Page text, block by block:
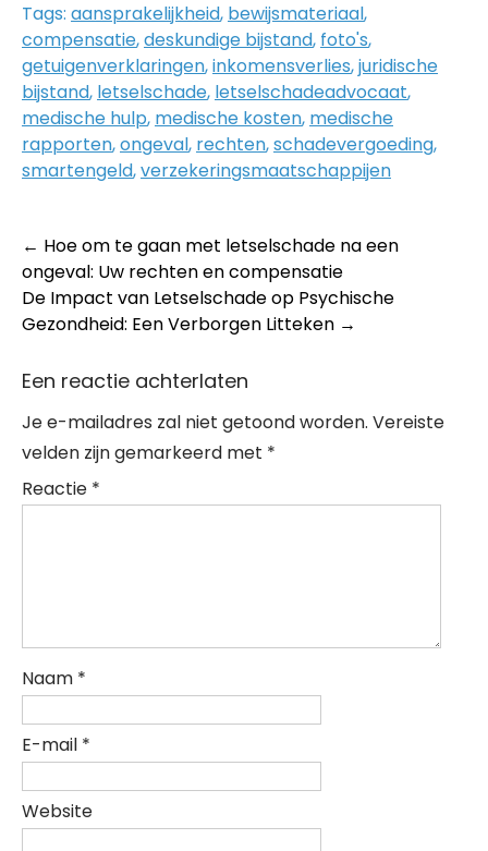
Tags: aansprakelijkheid, bewijsmateriaal,
compensatie,deskundige bijstand, foto's,
getuigenverklaringen,inkomensverlies,juridische
bijstand, letselschade, letselschadeadvocaat,
medische hulp, medische kosten, medische
rapporten,ongeval, rechten,schadevergoeding,
smartengeld,verzekeringsmaatschappijen
Post
navigation
← Hoe om te gaan met letselschade na een
ongeval: Uw rechten en compensatie
De Impact van Letselschade op Psychische
Gezondheid: Een Verborgen Litteken →
Een reactie achterlaten
Je e-mailadres zal niet getoond worden. Vereiste
velden zijn gemarkeerd met *
Reactie *
Naam *
E-mail *
Website